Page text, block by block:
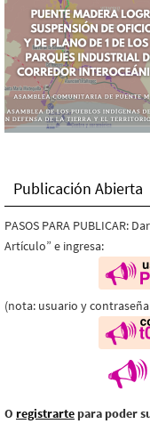
Publicación Abierta
PASOS PARA PUBLICAR:
Artículo” e ingresa:
(nota: usuario y
O registrarte para poder